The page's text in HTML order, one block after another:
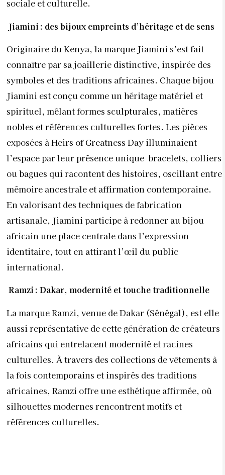
sociale et culturelle.
Jiamini : des bijoux empreints d’héritage et de sens
Originaire du Kenya, la marque Jiamini s’est fait
connaître par sa joaillerie distinctive, inspirée des
symboles et des traditions africaines. Chaque bijou
Jiamini est conçu comme un héritage matériel et
spirituel, mêlant formes sculpturales, matières
nobles et références culturelles fortes. Les pièces
exposées à Heirs of Greatness Day illuminaient
l’espace par leur présence unique bracelets, colliers
ou bagues qui racontent des histoires, oscillant entre
mémoire ancestrale et affirmation contemporaine.
En valorisant des techniques de fabrication
artisanale, Jiamini participe à redonner au bijou
africain une place centrale dans l’expression
identitaire, tout en attirant l’œil du public
international.
Ramzi : Dakar, modernité et touche traditionnelle
La marque Ramzi, venue de Dakar (Sénégal), est elle
aussi représentative de cette génération de créateurs
africains qui entrelacent modernité et racines
culturelles. À travers des collections de vêtements à
la fois contemporains et inspirés des traditions
africaines, Ramzi offre une esthétique affirmée, où
silhouettes modernes rencontrent motifs et
références culturelles.